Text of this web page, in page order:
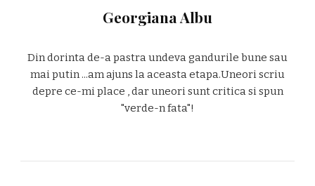
Georgiana Albu
Din dorinta de-a pastra undeva gandurile bune sau
mai putin ...am ajuns la aceasta etapa.Uneori scriu
depre ce-mi place , dar uneori sunt critica si spun
"verde-n fata"!